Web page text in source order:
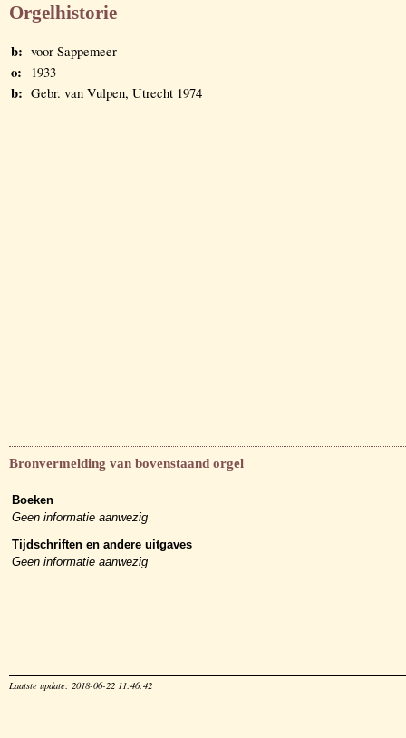
Orgelhistorie
b: voor Sappemeer
o: 1933
b: Gebr. van Vulpen, Utrecht 1974
Bronvermelding van bovenstaand orgel
Boeken
Geen informatie aanwezig
Tijdschriften en andere uitgaves
Geen informatie aanwezig
Laatste update: 2018-06-22 11:46:42